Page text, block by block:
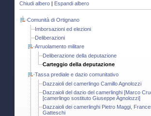
Chiudi albero Espandi albero
Comunità di Ortignano
Imborsazioni ed elezioni
Deliberazioni
Arruolamento militare
Deliberazione della deputazione
Carteggio della deputazione
Tassa prediale e dazio comunitativo
Dazzaioli del camerlingo Camillo Agnolozzi
Dazzaioli del dazio del camerlinghi [Marco
[camerlingo sostituto Giuseppe Agnolozzi]
Dazzaioli dei camerlinghi Pietro Maggi,
Gatteschi